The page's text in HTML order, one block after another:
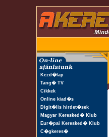
Kezd�lap
Tang� TV
Cikkek
Online kiad�s
Digit�lis hirdet�sek
Magyar Keresked� Klub
Eur�pai Keresked� Klub
C�gkeres�